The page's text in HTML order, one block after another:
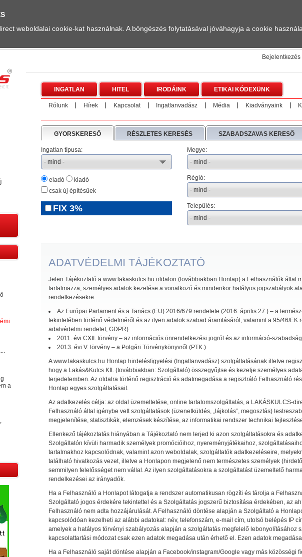
weboldalai cookie-kat használnak. A böngészés folytatásával jóváhagyja a cookie
Bejelentkezés
INGATLAN HITEL IRODÁINK ETIKAI KÓDEXÜNK
Rólunk Hírek Kapcsolat Ingatlanvadász Média Kiadványaink
GYORSKERESŐ RÉSZLETES KERESÉS SZABADSZAVAS KERESŐ
Ingatlan típusa:
eladó
kiadó
csak új építésűek
FIX 3%
Megye:
Régió:
Település:
ADATVÉDELMI TÁJÉKOZTATÓ
Jelen Tájékoztató a www.lakaskulcs.hu oldalon (továbbiakban Honlap) a Felhasználók által
tartalmazza, személyes adatok kezelése a vonatkozó és mindenkor hatályos jogszabályok
rendelkezésekre:
Az Európai Parlament és a Tanács (EU) 2016/679 rendelete (2016. április 27.) – a
tekintetében történő védelméről és az ilyen adatok szabad áramlásáról, valamint a 95/46/
adatvédelmi rendelet, GDPR)
2011. évi CXII. törvény – az információs önrendelkezési jogról és az információ-
2013. évi V. törvény – a Polgári Törvénykönyvről (PTK.)
A www.lakaskulcs.hu Honlap hirdetésfigyelési (Ingatlanvadász) szolgáltatásának illetve
hogy a Lakás&Kulcs Kft. (továbbiakban: Szolgáltató) összegyűjtse és kezelje személyes
terjedelemben. Az oldalra történő regisztráció és adatmegadása a regisztráló Felhasználó
Honlap egyes szolgáltatásait.
Az adatkezelés célja: az oldal üzemeltetése, online tartalomszolgáltatás, a LAKÁSKULCS-
Felhasználó által igénybe vett szolgáltatások (üzenetküldés, „lájkolás”, megosztás)
megjelenítése, statisztikák, elemzések készítése, az informatikai rendszer technikai
Ellenkező tájékoztatás hiányában a Tájékoztató nem terjed ki azon szolgáltatásokra és
Szolgáltatón kívüli harmadik személyek promócióihoz, nyereményjátékaihoz,
tartalmakhoz kapcsolódnak, valamint azon weboldalak, szolgáltatók adatkezeléseire,
található hivatkozás vezet, illetve a Honlapon megjelenő nem természetes személyek
semmilyen felelősséget nem vállal. Az ilyen szolgáltatásokra a szolgáltatást üzemeltető
rendelkezései az irányadók.
Ha a Felhasználó a Honlapot látogatja a rendszer automatikusan rögzíti és tárolja a
Szolgáltató jogos érdekére tekintettel és a Szolgáltatás jogszerű biztosítása érdekében, az
Felhasználó nem adta hozzájárulását. A Felhasználó döntése alapján a Szolgáltató a
kapcsolódóan kezelheti az alábbi adatokat: név, telefonszám, e-mail cím, utolsó belépés IP
amelyek a hatályos törvényi szabályozás alapján a szolgáltatás megfelelő lebonyolításához
kapcsolattartási módozat csak ezen adatok megadása után érhető el. Ezen adatok
Ha a Felhasználó saját döntése alapján a Facebook/instagram/Google vagy más közösségi
a